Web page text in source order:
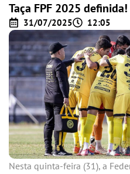
Taça FPF 2025 definida!
31/07/2025 12:05
Nesta quinta-feira (31), a